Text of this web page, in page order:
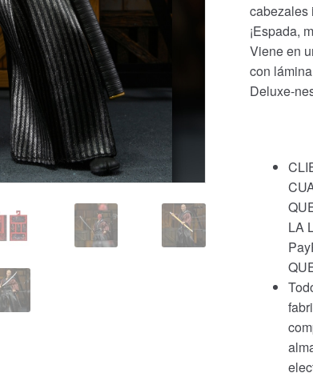
cabezales
¡Espada,
Viene en
con
Deluxe-
LA